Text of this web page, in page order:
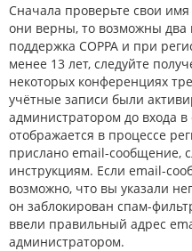
Сначала проверьте свои
они верны, то возможны два
поддержка COPPA и при
менее 13 лет, следуйте
некоторых конференциях
учётные записи были
администратором до входа
отображается в процессе
прислано email-сообщение,
инструкциям. Если email-
возможно, что вы указали
он заблокирован спам-
ввели правильный адрес
администратором.